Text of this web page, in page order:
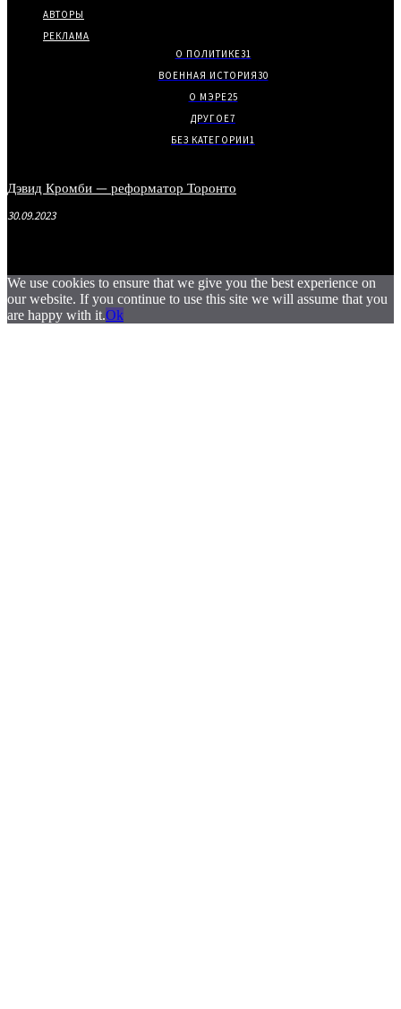
АВТОРЫ
РЕКЛАМА
О ПОЛИТИКЕ31
ВОЕННАЯ ИСТОРИЯ30
О МЭРЕ25
ДРУГОЕ7
БЕЗ КАТЕГОРИИ1
Дэвид Кромби — реформатор Торонто
30.09.2023
We use cookies to ensure that we give you the best experience on
our website. If you continue to use this site we will assume that you
are happy with it.Ok